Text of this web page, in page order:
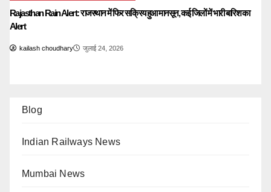
Rajasthan Rain Alert: राजस्थान में फिर सक्रिय हुआ मानसून, कई जिलों में भारी बारिश का
Alert
kailash choudhary जुलाई 24, 2026
Blog
Indian Railways News
Mumbai News